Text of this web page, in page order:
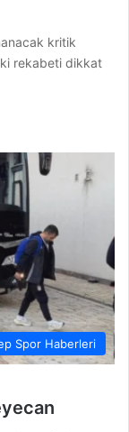
kritik
rekabeti dikkat
Spor Haberleri